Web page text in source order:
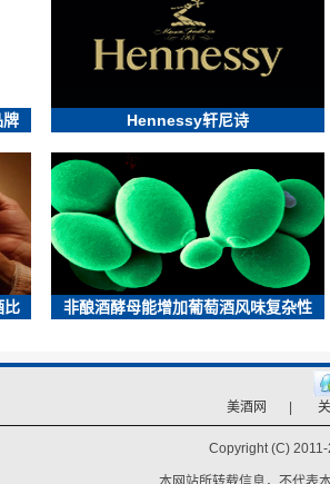
牌 Hennessy轩尼诗
比 非酿酒酵母能增加葡萄酒风味复杂性
美酒网
Copyright (C) 2011-